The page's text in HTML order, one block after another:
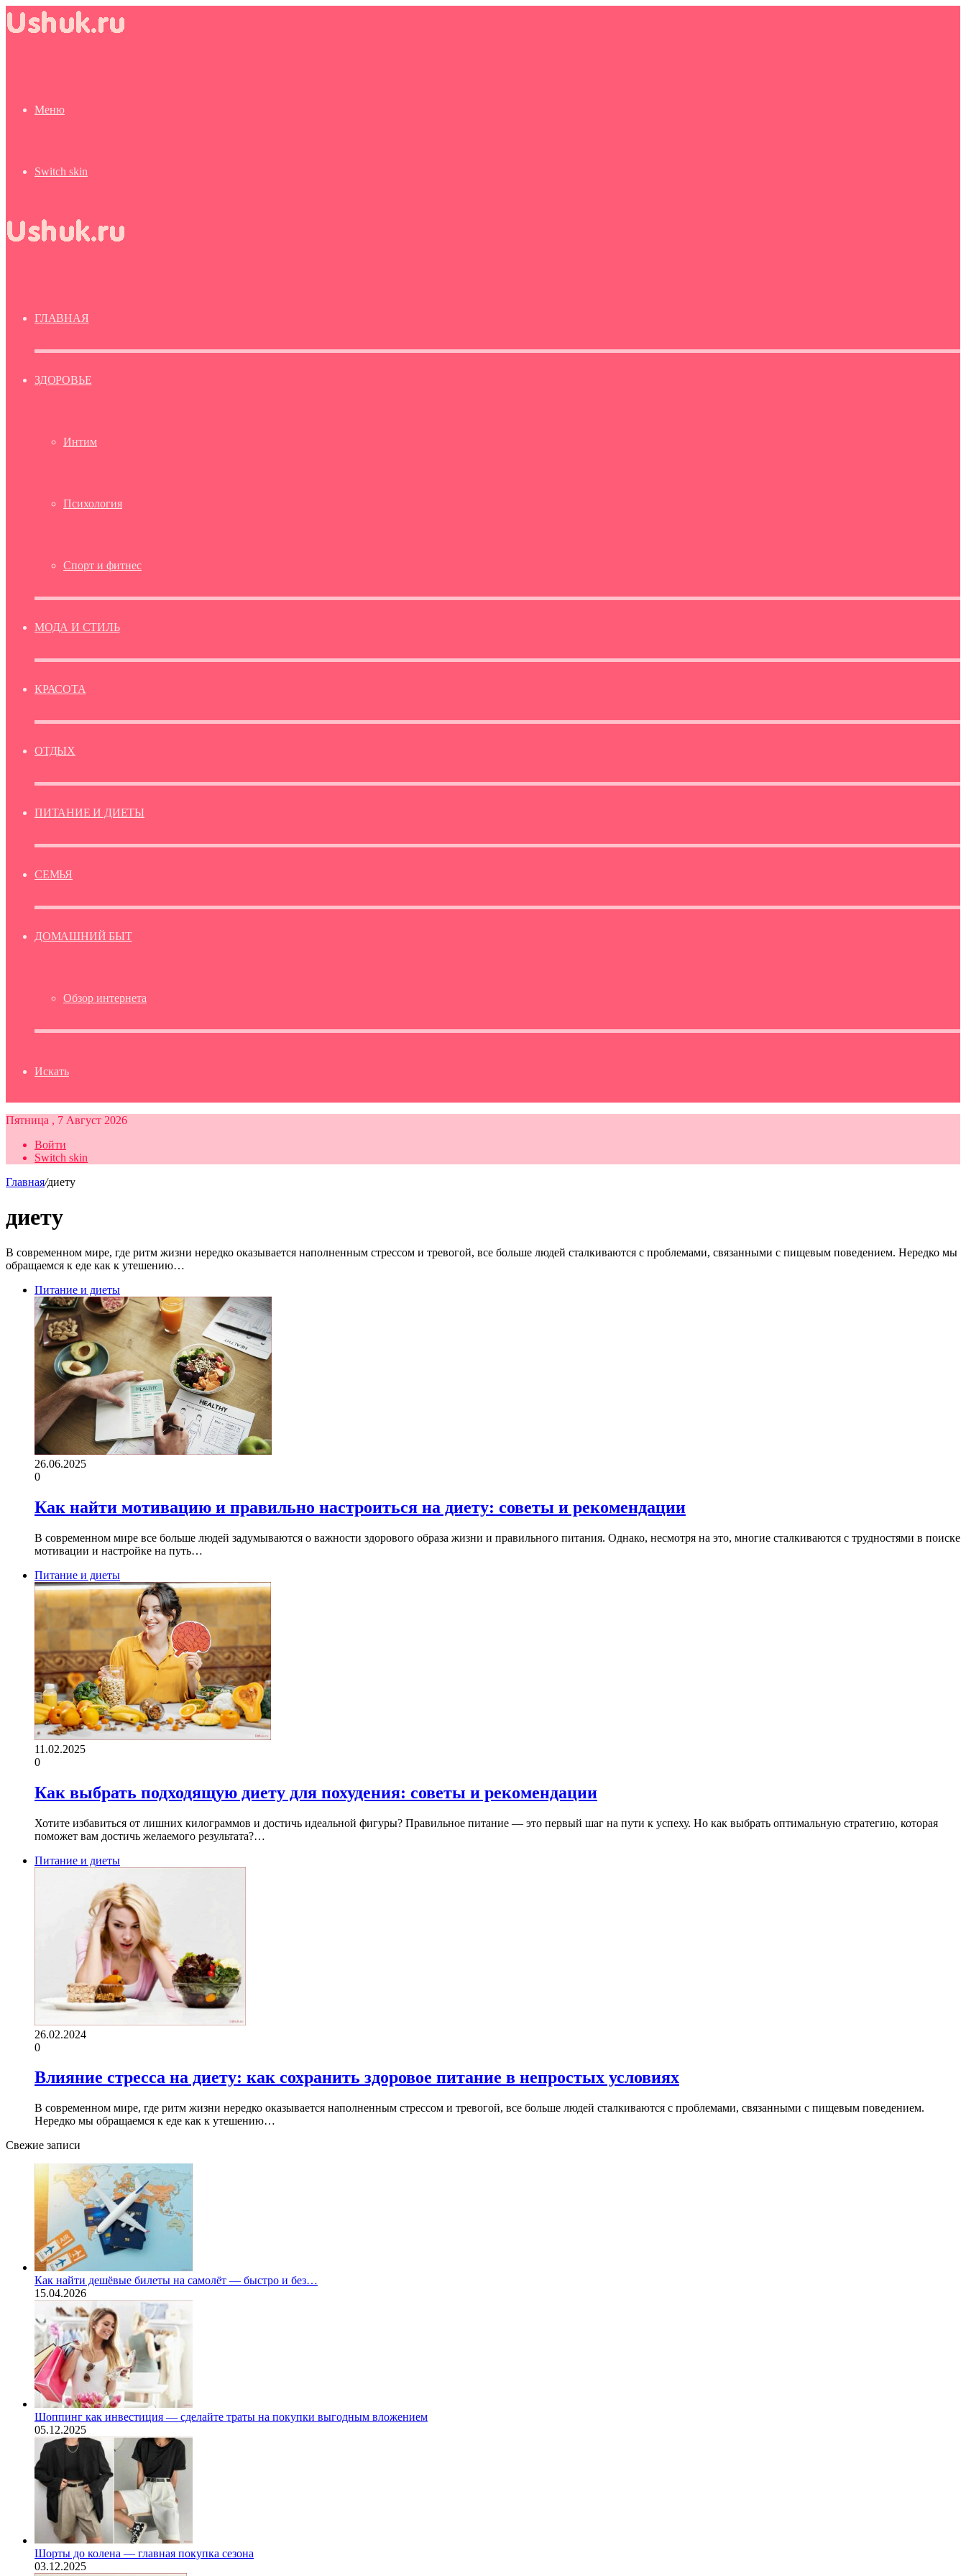
Меню
Switch skin
ГЛАВНАЯ
ЗДОРОВЬЕ
Интим
Психология
Спорт и фитнес
МОДА И СТИЛЬ
КРАСОТА
ОТДЫХ
ПИТАНИЕ И ДИЕТЫ
СЕМЬЯ
ДОМАШНИЙ БЫТ
Обзор интернета
Искать
Пятница , 7 Август 2026
Войти
Switch skin
Главная/диету
диету
В современном мире, где ритм жизни нередко оказывается наполненным стрессом и тревогой, все больше людей сталкиваются с проблемами, связанными с пищевым поведением. Нередко мы
обращаемся к еде как к утешению…
Питание и диеты
26.06.2025
0
Как найти мотивацию и правильно настроиться на диету: советы и рекомендации
В современном мире все больше людей задумываются о важности здорового образа жизни и правильного питания. Однако, несмотря на это, многие сталкиваются с трудностями в поиске
мотивации и настройке на путь…
Питание и диеты
11.02.2025
0
Как выбрать подходящую диету для похудения: советы и рекомендации
Хотите избавиться от лишних килограммов и достичь идеальной фигуры? Правильное питание — это первый шаг на пути к успеху. Но как выбрать оптимальную стратегию, которая
поможет вам достичь желаемого результата?…
Питание и диеты
26.02.2024
0
Влияние стресса на диету: как сохранить здоровое питание в непростых условиях
В современном мире, где ритм жизни нередко оказывается наполненным стрессом и тревогой, все больше людей сталкиваются с проблемами, связанными с пищевым поведением.
Нередко мы обращаемся к еде как к утешению…
Свежие записи
Как найти дешёвые билеты на самолёт — быстро и без…
15.04.2026
Шоппинг как инвестиция — сделайте траты на покупки выгодным вложением
05.12.2025
Шорты до колена — главная покупка сезона
03.12.2025